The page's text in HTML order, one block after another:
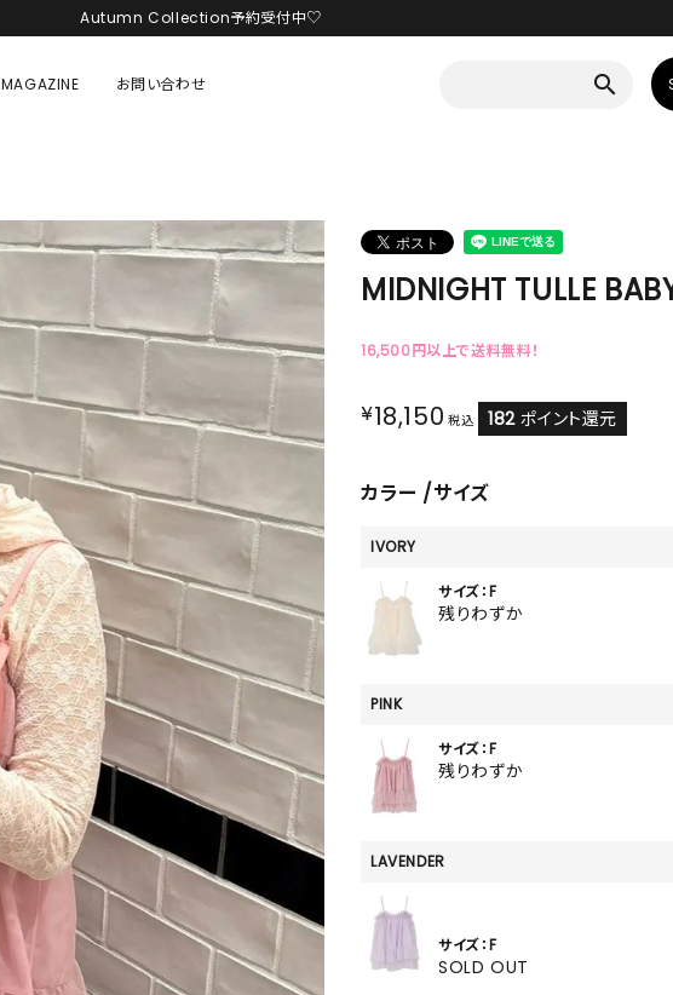
Autumn Collection予約受付中♡
新規会員登録で1,000円分のポイントプレゼント！
ALL
JACKET
OUTER
ALL
HAT
ALL
ニャニィニュニェニョン
Hohokam DINER
シナモロール
MIKIOSAKABE・THREE TREASURES
ダンダダン
MAGAZINE お問い合わせ search
MIDNIGHT TULLE
16,500円以上で送料無料！
¥18,150 税込 182 ポイント還元
カラー サイズ
IVORY
サイズ：F
残りわずか
PINK
サイズ：F
残りわずか
LAVENDER
サイズ：F
SOLD OUT